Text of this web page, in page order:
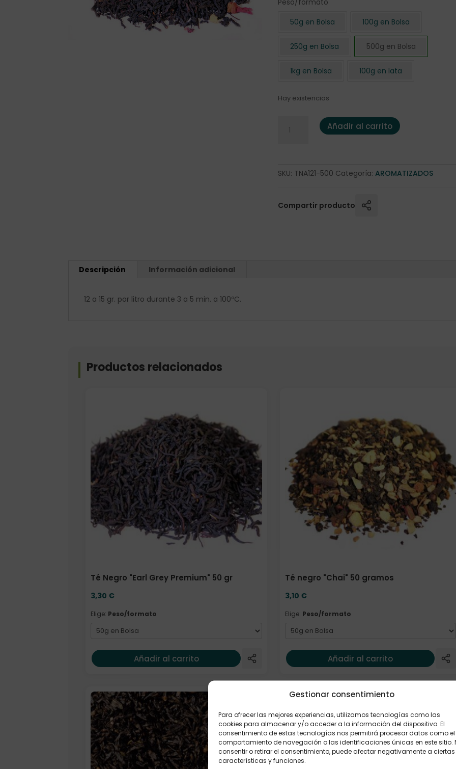
Gestionar consentimiento
Para ofrecer las mejores experiencias, utilizamos tecnologías como las
cookies para almacenar y/o acceder a la información del dispositivo. El
consentimiento de estas tecnologías nos permitirá procesar datos como el
comportamiento de navegación o las identificaciones únicas en este sitio.
consentir o retirar el consentimiento, puede afectar negativamente a ciertas
características y funciones.
Peso/formato
50g en Bolsa
100g en Bolsa
250g en Bolsa 500g en Bolsa
1kg en Bolsa 100g en lata
Hay existencias
Té negro "Turco" 500 gr. cantidad
Añadir al carrito
SKU: TNA121-500 Categoría:AROMATIZADOS
Compartir producto
Descripción Información adicional
12 a 15 gr. por litro durante 3 a 5 min. a 100ºC.
Productos relacionados
Té Negro "Earl Grey Premium" 50 gr
3,30 €
Elige: Peso/formato
Añadir al carrito
Té negro "Chai" 50 gramos
3,10 €
Elige: Peso/formato
Añadir al carrito